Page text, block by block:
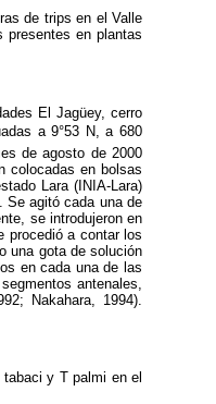
de trips en el Valle
presentes en plantas
El Jagüey, cerro
a 9°53 N, a 680
de agosto de 2000
colocadas en bolsas
Lara (INIA-Lara)
Se agitó cada una de
se introdujeron en
procedió a contar los
una gota de solución
en cada una de las
antenales,
Nakahara, 1994).
y T palmi en el